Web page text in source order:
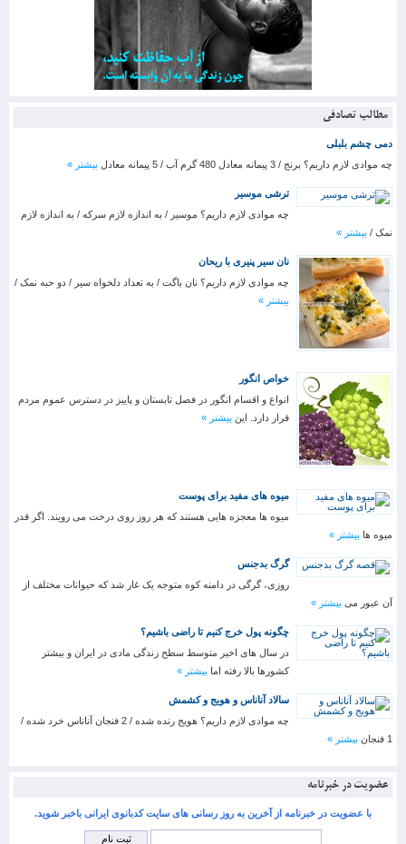
مطالب تصادفی
دمی چشم بلبلی
چه موادی لازم داریم؟ برنج / 3 پیمانه معادل 480 گرم آب / 5 پیمانه معادل
بیشتر »
ترشی موسیر
چه موادی لازم داریم؟ موسیر / به اندازه لازم سرکه / به اندازه لازم
نمک / بیشتر »
نان سیر پنیری با ریحان
چه موادی لازم داریم؟ نان باگت / به تعداد دلخواه سیر / دو حبه نمک /
بیشتر »
خواص انگور
انواع و اقسام انگور در فصل تابستان و پاییز در دسترس عموم مردم
قرار دارد. این بیشتر »
میوه های مفید برای پوست
میوه ها معجزه هایی هستند که هر روز روی درخت می رویند. اگر قدر
میوه ها بیشتر »
گرگ بدجنس
روزی، گرگی در دامنه کوه متوجه یک غار شد که حیوانات مختلف از
آن عبور می بیشتر »
چگونه پول خرج کنیم تا راضی باشیم؟
در سال های اخیر متوسط سطح زندگی مادی در ایران و بیشتر
کشورها بالا رفته اما بیشتر »
سالاد آناناس و هویج و کشمش
چه موادی لازم داریم؟ هویج رنده شده / 2 فنجان آناناس خرد شده /
1 فنجان
بیشتر »
عضویت در خبرنامه
با عضویت در خبرنامه از آخرین به روز رسانی های سایت کدبانوی ایرانی باخبر شوید.